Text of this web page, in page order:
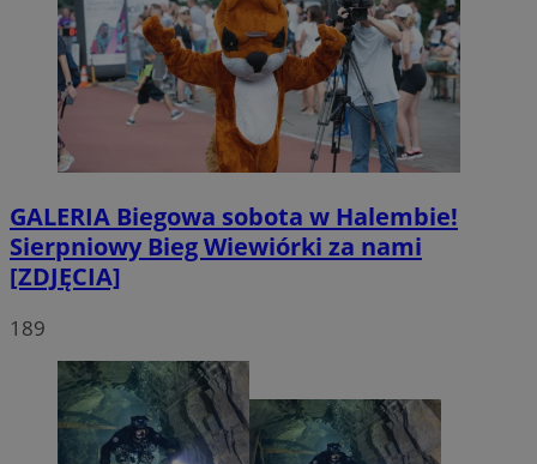
GALERIA Biegowa sobota w Halembie!
Sierpniowy Bieg Wiewiórki za nami
[ZDJĘCIA]
189